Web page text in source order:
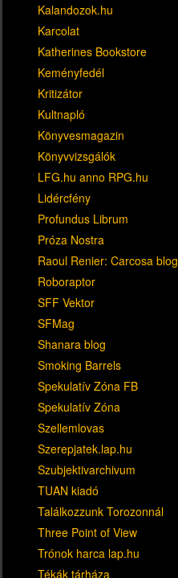
Kalandozok.hu
Karcolat
Katherines Bookstore
Keményfedél
Kritizátor
Kultnapló
Könyvesmagazin
Könyvvizsgálók
LFG.hu anno RPG.hu
Lidércfény
Profundus Librum
Próza Nostra
Raoul Renier: Carcosa blog
Roboraptor
SFF Vektor
SFMag
Shanara blog
Smoking Barrels
Spekulatív Zóna FB
Spekulatív Zóna
Szellemlovas
Szerepjatek.lap.hu
Szubjektivarchivum
TUAN kiadó
Találkozzunk Torozonnál
Three Point of View
Trónok harca lap.hu
Tékák tárháza